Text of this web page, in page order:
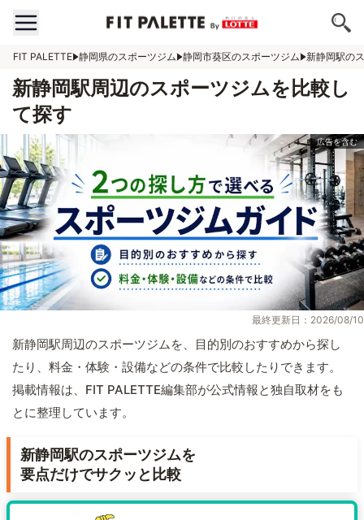
FIT PALETTE 静岡県のスポーツジム 静岡市葵区のスポーツジム 新静岡駅の
新静岡駅周辺のスポーツジムを比較し
て探す
最終更新日：2026/08/10
新静岡駅周辺のスポーツジムを、目的別のおすすめから探し
たり、料金・体験・設備などの条件で比較したりできます。
掲載情報は、FIT PALETTE編集部が公式情報と独自取材をも
とに整理しています。
新静岡駅のスポーツジムを
要点だけでサクッと比較